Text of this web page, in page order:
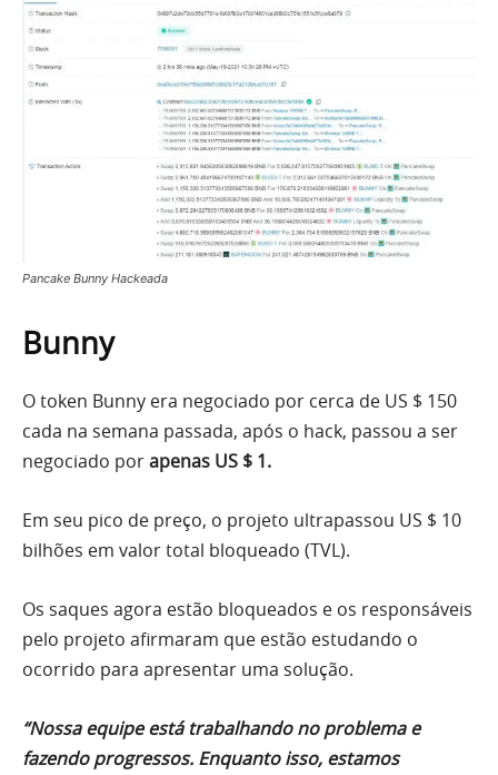
Pancake Bunny Hackeada
Bunny
O token Bunny era negociado por cerca de US $ 150
cada na semana passada, após o hack, passou a ser
negociado porapenas US $ 1.
Em seu pico de preço, o projeto ultrapassou US $ 10
bilhões em valor total bloqueado (TVL).
Os saques agora estão bloqueados e os responsáveis
pelo projeto afirmaram que estão estudando o
ocorrido para apresentar uma solução.
“Nossa equipe está trabalhando no problema e
fazendo progressos. Enquanto isso, estamos